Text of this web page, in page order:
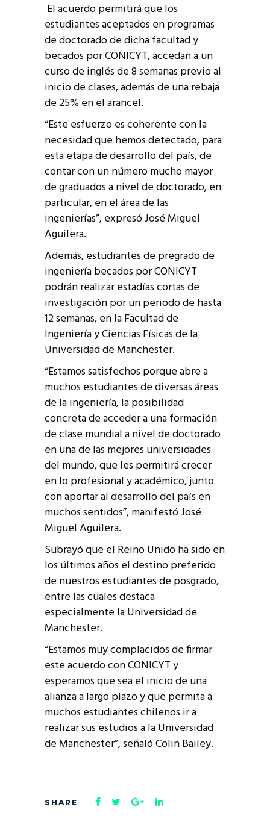
El acuerdo permitirá que los
estudiantes aceptados en programas
de doctorado de dicha facultad y
becados por CONICYT, accedan a un
curso de inglés de 8 semanas previo al
inicio de clases, además de una rebaja
de 25% en el arancel.
“Este esfuerzo es coherente con la
necesidad que hemos detectado, para
esta etapa de desarrollo del país, de
contar con un número mucho mayor
de graduados a nivel de doctorado, en
particular, en el área de las
ingenierías”, expresó José Miguel
Aguilera.
Además, estudiantes de pregrado de
ingeniería becados por CONICYT
podrán realizar estadías cortas de
investigación por un periodo de hasta
12 semanas, en la Facultad de
Ingeniería y Ciencias Físicas de la
Universidad de Manchester.
“Estamos satisfechos porque abre a
muchos estudiantes de diversas áreas
de la ingeniería, la posibilidad
concreta de acceder a una formación
de clase mundial a nivel de doctorado
en una de las mejores universidades
del mundo, que les permitirá crecer
en lo profesional y académico, junto
con aportar al desarrollo del país en
muchos sentidos”, manifestó José
Miguel Aguilera.
Subrayó que el Reino Unido ha sido en
los últimos años el destino preferido
de nuestros estudiantes de posgrado,
entre las cuales destaca
especialmente la Universidad de
Manchester.
“Estamos muy complacidos de firmar
este acuerdo con CONICYT y
esperamos que sea el inicio de una
alianza a largo plazo y que permita a
muchos estudiantes chilenos ir a
realizar sus estudios a la Universidad
de Manchester”, señaló Colin Bailey.